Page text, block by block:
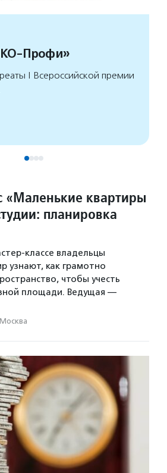
Профи»
I Всероссийской премии
«Маленькие квартиры
планировка
классе владельцы
узнают, как грамотно
чтобы учесть
площади. Ведущая —
Москва